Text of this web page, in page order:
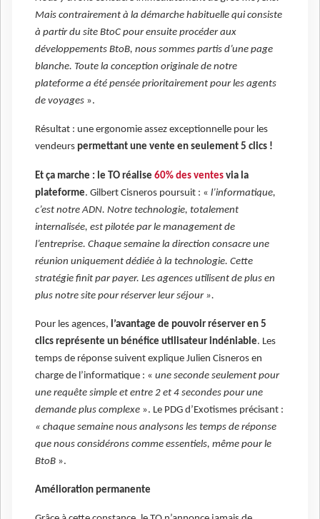
Mais contrairement à la démarche habituelle qui consiste
à partir du site BtoC pour ensuite procéder aux
développements BtoB, nous sommes partis d’une page
blanche. Toute la conception originale de notre
plateforme a été pensée prioritairement pour les agents
de voyages ».
Résultat : une ergonomie assez exceptionnelle pour les
vendeurs permettant une vente en seulement 5 clics !
Et ça marche : le TO réalise 60% des ventes via la
plateforme. Gilbert Cisneros poursuit : « l’informatique,
c’est notre ADN. Notre technologie, totalement
internalisée, est pilotée par le management de
l’entreprise. Chaque semaine la direction consacre une
réunion uniquement dédiée à la technologie. Cette
stratégie finit par payer. Les agences utilisent de plus en
plus notre site pour réserver leur séjour ».
Pour les agences, l’avantage de pouvoir réserver en 5
clics représente un bénéfice utilisateur indéniable. Les
temps de réponse suivent explique Julien Cisneros en
charge de l’informatique : « une seconde seulement pour
une requête simple et entre 2 et 4 secondes pour une
demande plus complexe ». Le PDG d’Exotismes précisant :
« chaque semaine nous analysons les temps de réponse
que nous considérons comme essentiels, même pour le
BtoB ».
Amélioration permanente